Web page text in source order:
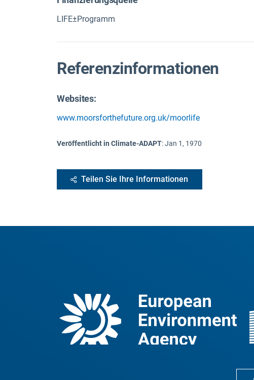
LIFE±Programm
Referenzinformationen
Websites:
www.moorsforthefuture.org.uk/moorlife
Veröffentlicht in Climate-ADAPT:Jan 1, 1970
Teilen Sie Ihre Informationen